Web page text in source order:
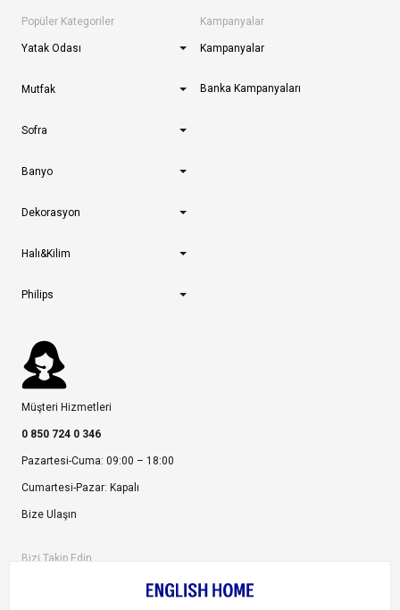
Popüler Kategoriler
Yatak Odası
Mutfak
Sofra
Banyo
Dekorasyon
Halı&Kilim
Philips
Kampanyalar
Kampanyalar
Banka Kampanyaları
Müşteri Hizmetleri
0 850 724 0 346
Pazartesi-Cuma: 09:00 – 18:00
Cumartesi-Pazar: Kapalı
Bize Ulaşın
Bizi Takip Edin